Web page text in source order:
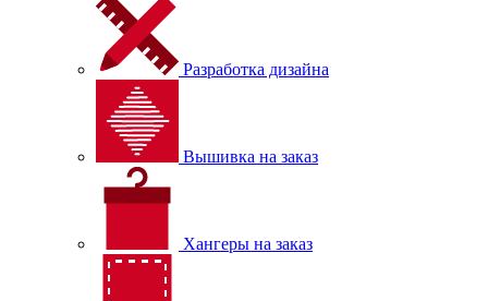
Разработка дизайна
Вышивка на заказ
Хангеры на заказ